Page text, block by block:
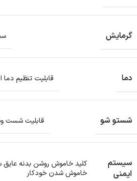
گرمایش
دما قابلیت تنظیم دما از 30 درجه تا 250 درجه
شستو شو قابلیت شست
سیستم
ایمنی
کلید خاموش روشن بدنه عایق
خاموش شدن خودکار